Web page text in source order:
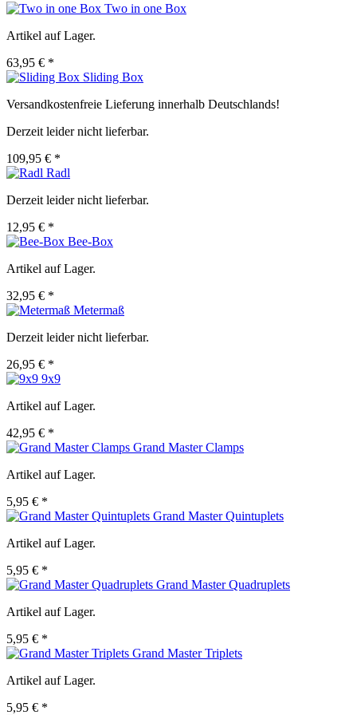
Two in one Box
Artikel auf Lager.
63,95 € *
Sliding Box
Versandkostenfreie Lieferung innerhalb Deutschlands!
Derzeit leider nicht lieferbar.
109,95 € *
Radl
Derzeit leider nicht lieferbar.
12,95 € *
Bee-Box
Artikel auf Lager.
32,95 € *
Metermaß
Derzeit leider nicht lieferbar.
26,95 € *
9x9
Artikel auf Lager.
42,95 € *
Grand Master Clamps
Artikel auf Lager.
5,95 € *
Grand Master Quintuplets
Artikel auf Lager.
5,95 € *
Grand Master Quadruplets
Artikel auf Lager.
5,95 € *
Grand Master Triplets
Artikel auf Lager.
5,95 € *